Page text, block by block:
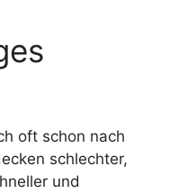
oft schon nach
schlechter,
und